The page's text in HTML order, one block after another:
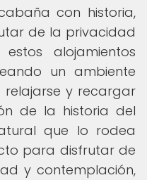
con historia,
de la privacidad
alojamientos
un ambiente
y recargar
de la historia del
que lo rodea
para disfrutar de
y contemplación,